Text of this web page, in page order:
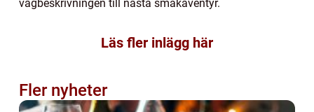
vägbeskrivningen till nästa smakäventyr.
Läs fler inlägg här
Fler nyheter